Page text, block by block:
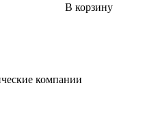
В корзину
компании